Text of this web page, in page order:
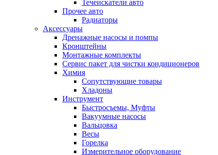
Течеискатели авто
Прочее авто
Радиаторы
Аксессуары
Дренажные насосы и помпы
Кронштейны
Монтажные комплекты
Сервис пакет для чистки кондиционеров
Химия
Сопутствующие товары
Хладоны
Инструмент
Быстросъемы, Муфты
Вакуумные насосы
Вальцовка
Весы
Горелка
Измерительное оборудование